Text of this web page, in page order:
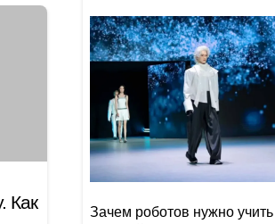
Как
Зачем роботов нужно учить